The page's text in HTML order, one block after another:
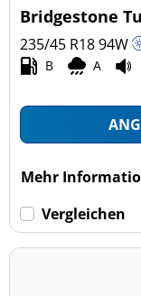
Bridgestone
235/45 R1894W
B A
Mehr
Vergleichen